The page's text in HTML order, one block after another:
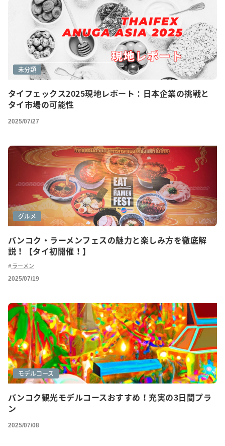
タイフェックス2025現地レポート：日本企業の挑戦と
タイ市場の可能性
未分類
2025/07/27
バンコク・ラーメンフェスの魅力と楽しみ方を徹底解
説！【タイ初開催！】
グルメ
ラーメン
2025/07/19
バンコク観光モデルコースおすすめ！充実の3日間プラ
ン
モデルコース
2025/07/08